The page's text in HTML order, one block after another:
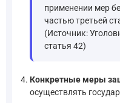
применении мер
частью третьей
(Источник:
статья 42)
Конкретные меры
осуществлять